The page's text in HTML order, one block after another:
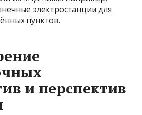
электростанции для
пунктов.
и перспектив